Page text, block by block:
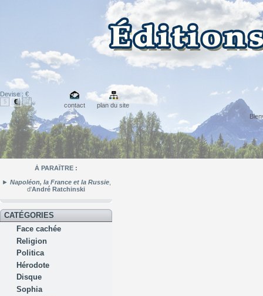
Devise : €
$ € £ contact
plan du site
À PARAÎTRE :
► Napoléon, la France et la Russie,
d'André Ratchinski
CATÉGORIES
Face cachée
Religion
Politica
Hérodote
Disque
Sophia